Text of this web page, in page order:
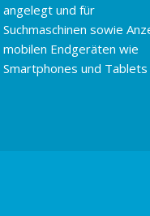
angelegt und für
Suchmaschinen sowie
mobilen Endgeräten wie
Smartphones und